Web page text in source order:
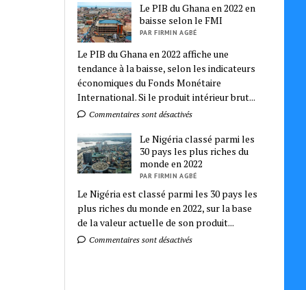
Le PIB du Ghana en 2022 en
baisse selon le FMI
PAR FIRMIN AGBÉ
Le PIB du Ghana en 2022 affiche une
tendance à la baisse, selon les indicateurs
économiques du Fonds Monétaire
International. Si le produit intérieur brut...
Commentaires sont désactivés
Le Nigéria classé parmi les
30 pays les plus riches du
monde en 2022
PAR FIRMIN AGBÉ
Le Nigéria est classé parmi les 30 pays les
plus riches du monde en 2022, sur la base
de la valeur actuelle de son produit...
Commentaires sont désactivés